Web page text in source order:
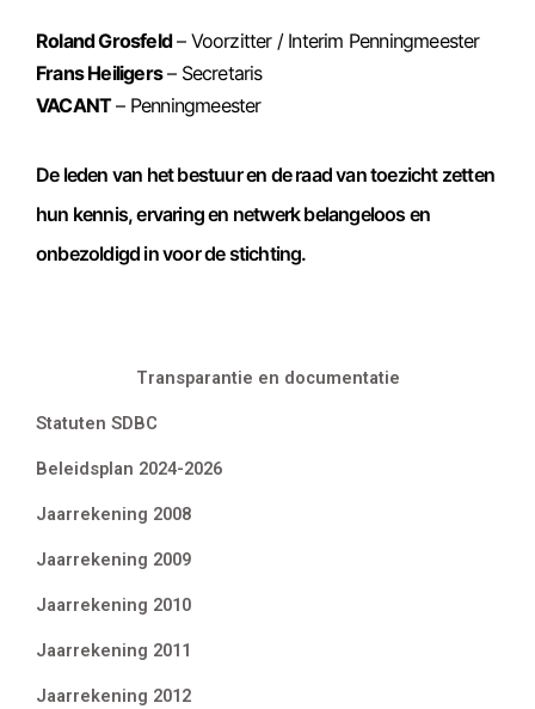
Roland Grosfeld– Voorzitter / Interim Penningmeester
Frans Heiligers– Secretaris
VACANT– Penningmeester
De leden van het bestuur en de raad van toezicht zetten
hun kennis, ervaring en netwerk belangeloos en
onbezoldigd in voor de stichting.
Transparantie en documentatie
Statuten SDBC
Beleidsplan 2024-2026
Jaarrekening 2008
Jaarrekening 2009
Jaarrekening 2010
Jaarrekening 2011
Jaarrekening 2012